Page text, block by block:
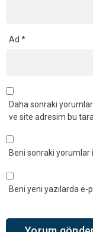
Ad *
Daha sonraki
ve site adresim bu
Beni sonraki yorumlar
Beni yeni yazılarda e-